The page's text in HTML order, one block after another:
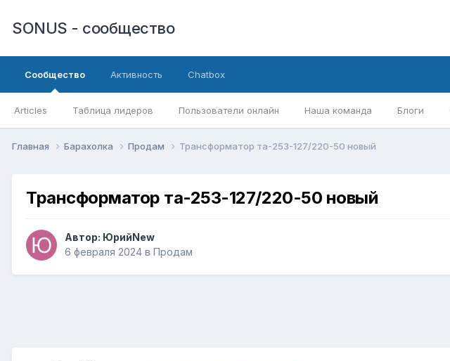
SONUS - сообщество
Сообщество
Articles Таблица лидеров Пользователи онлайн Наша команда Блоги
Активность Chatbox
Главная Барахолка Продам Трансформатор та-253-127/220-50 новый
Трансформатор та-253-127/220-50 новый
Автор: ЮрийNew
6 февраля 2024 в Продам